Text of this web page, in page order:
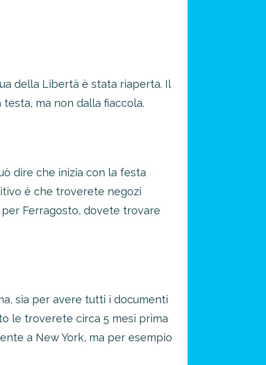
della Libertà è stata riaperta. Il
ma non dalla fiaccola.
dire che inizia con la festa
è che troverete negozi
Ferragosto, dovete trovare
sia per avere tutti i documenti
le troverete circa 5 mesi prima
a New York, ma per esempio